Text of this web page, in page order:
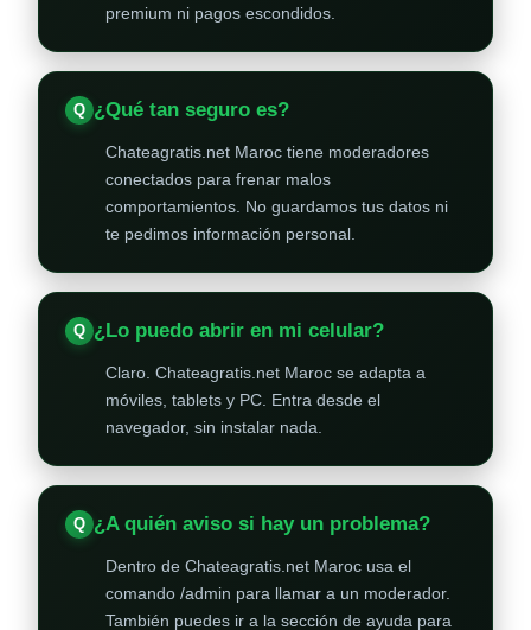
premium ni pagos escondidos.
¿Qué tan seguro es?
Chateagratis.net Maroc tiene moderadores
conectados para frenar malos
comportamientos. No guardamos tus datos ni
te pedimos información personal.
¿Lo puedo abrir en mi celular?
Claro. Chateagratis.net Maroc se adapta a
móviles, tablets y PC. Entra desde el
navegador, sin instalar nada.
¿A quién aviso si hay un problema?
Dentro de Chateagratis.net Maroc usa el
comando /admin para llamar a un moderador.
También puedes ir a la sección de ayuda para